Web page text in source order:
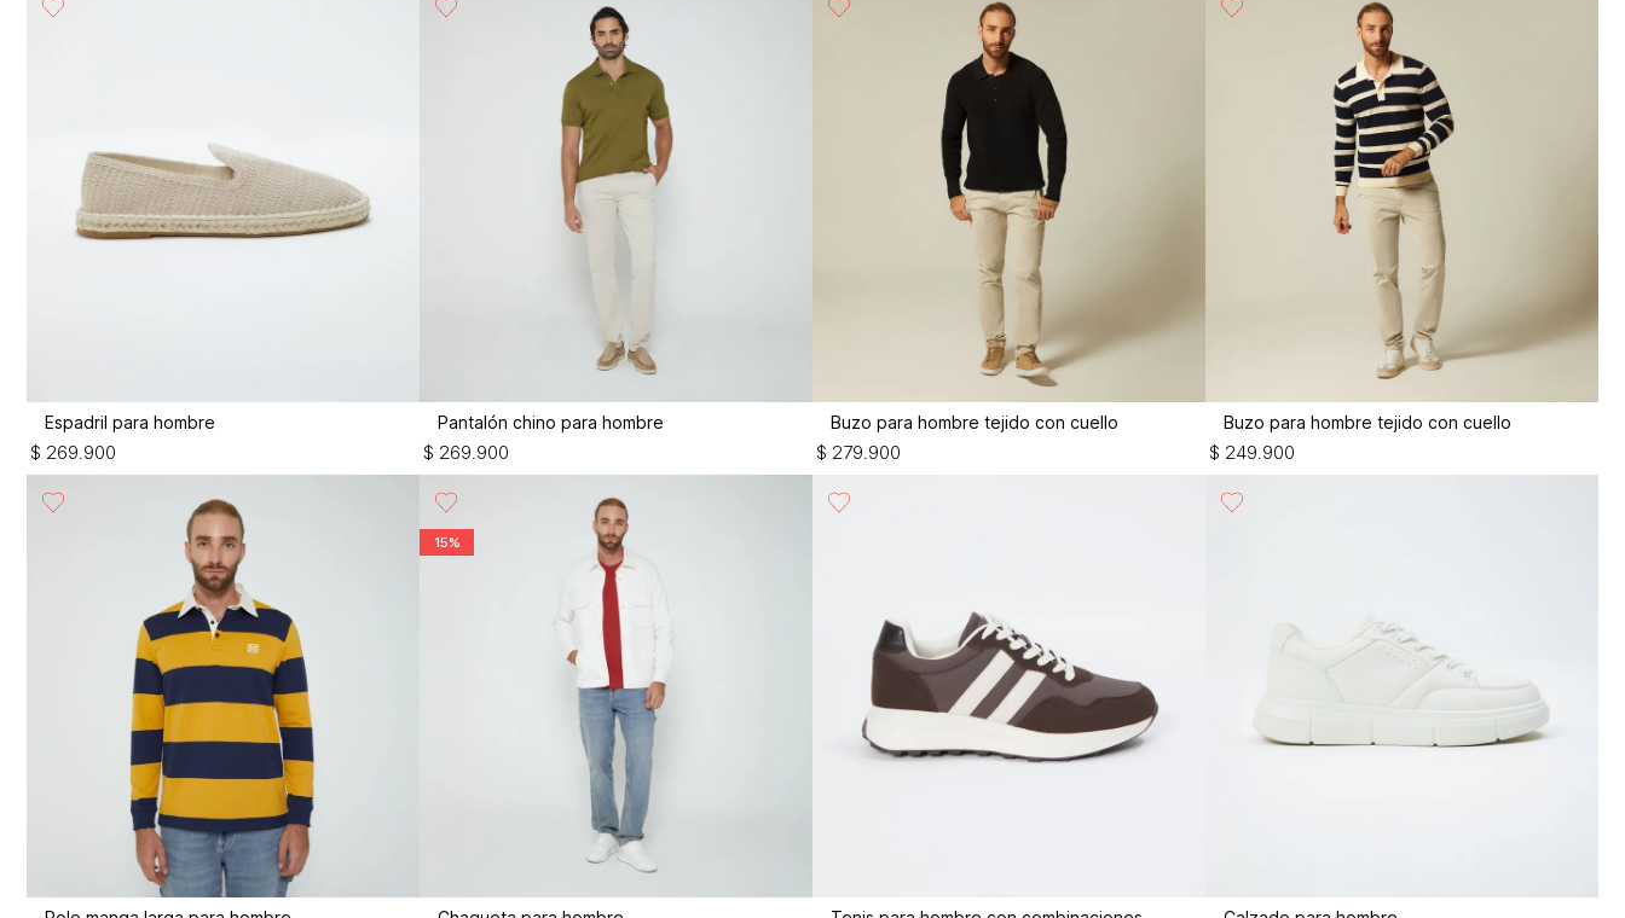
Espadril para hombre
$ 269.900
Pantalón chino para hombre
$ 269.900
Buzo para hombre tejido con cuello
$ 279.900
Buzo para hombre tejido con cuello
$ 249.900
15%